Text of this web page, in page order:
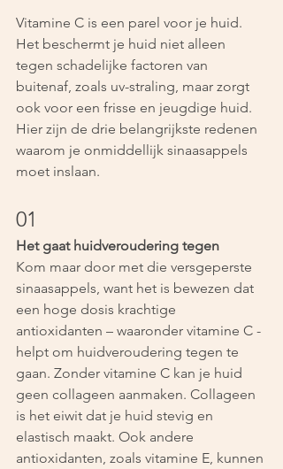
Vitamine C is een parel voor je huid.
Het beschermt je huid niet alleen
tegen schadelijke factoren van
buitenaf, zoals uv-straling, maar zorgt
ook voor een frisse en jeugdige huid.
Hier zijn de drie belangrijkste redenen
waarom je onmiddellijk sinaasappels
moet inslaan.
01
Het gaat huidveroudering tegen
Kom maar door met die versgeperste
sinaasappels, want het is bewezen dat
een hoge dosis krachtige
antioxidanten – waaronder vitamine C -
helpt om huidveroudering tegen te
gaan. Zonder vitamine C kan je huid
geen collageen aanmaken. Collageen
is het eiwit dat je huid stevig en
elastisch maakt. Ook andere
antioxidanten, zoals vitamine E, kunnen